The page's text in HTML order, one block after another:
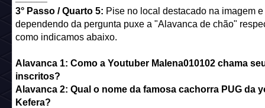
3° Passo / Quarto 5: Pise no local destacado na imagem e
dependendo da pergunta puxe a "Alavanca de chão"
como indicamos abaixo.
Alavanca 1: Como a Youtuber Malena010102 chama
inscritos?
Alavanca 2: Qual o nome da famosa cachorra PUG da
Kefera?